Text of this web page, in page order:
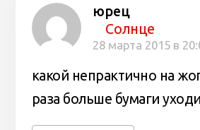
юрец
Солнце
28 марта 2015 в
какой непрактично на
раза больше бумаги